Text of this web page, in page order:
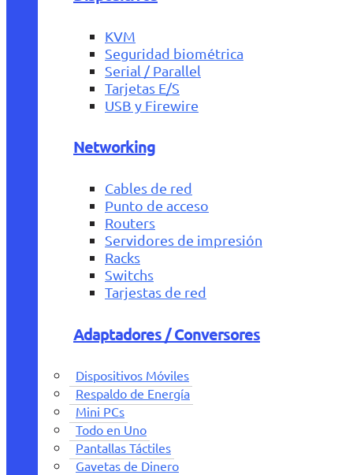
KVM
Seguridad biométrica
Serial / Parallel
Tarjetas E/S
USB y Firewire
Networking
Cables de red
Punto de acceso
Routers
Servidores de impresión
Racks
Switchs
Tarjestas de red
Adaptadores / Conversores
Dispositivos Móviles
Respaldo de Energía
Mini PCs
Todo en Uno
Pantallas Táctiles
Gavetas de Dinero